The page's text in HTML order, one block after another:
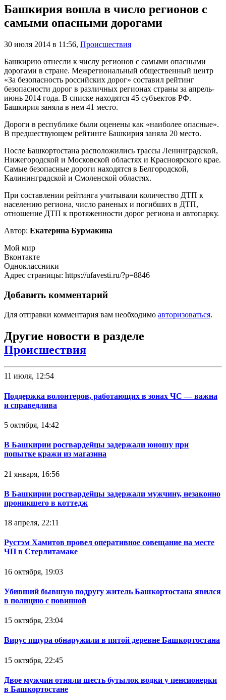
Башкирия вошла в число регионов с
самыми опасными дорогами
30 июля 2014 в 11:56, Происшествия
Башкирию отнесли к числу регионов с самыми опасными
дорогами в стране. Межрегиональный общественный центр
«За безопасность российских дорог» составил рейтинг
безопасности дорог в различных регионах страны за апрель-
июнь 2014 года. В списке находятся 45 субъектов РФ.
Башкирия заняла в нем 41 место.
Дороги в республике были оценены как «наиболее опасные».
В предшествующем рейтинге Башкирия заняла 20 место.
После Башкортостана расположились трассы Ленинградской,
Нижегородской и Московской областях и Красноярского крае.
Самые безопасные дороги находятся в Белгородской,
Калининградской и Смоленской областях.
При составлении рейтинга учитывали количество ДТП к
населению региона, число раненых и погибших в ДТП,
отношение ДТП к протяженности дорог региона и автопарку.
Автор: Екатерина Бурмакина
Мой мир
Вконтакте
Одноклассники
Адрес страницы: https://ufavesti.ru/?p=8846
Добавить комментарий
Для отправки комментария вам необходимо авторизоваться.
Другие новости в разделе
Происшествия
11 июля, 12:54
Поддержка волонтеров, работающих в зонах ЧС — важна
и справедлива
5 октября, 14:42
В Башкирии росгвардейцы задержали юношу при
попытке кражи из магазина
21 января, 16:56
В Башкирии росгвардейцы задержали мужчину, незаконно
проникшего в коттедж
18 апреля, 22:11
Рустэм Хамитов провел оперативное совещание на месте
ЧП в Стерлитамаке
16 октября, 19:03
Убивший бывшую подругу житель Башкортостана явился
в полицию с повинной
15 октября, 23:04
Вирус ящура обнаружили в пятой деревне Башкортостана
15 октября, 22:45
Двое мужчин отняли шесть бутылок водки у пенсионерки
в Башкортостане